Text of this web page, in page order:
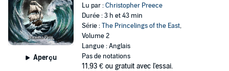
Aperçu
Lu par :Christopher Preece
Durée : 3 h et 43 min
Série :The Princelings of the East,
Volume 2
Langue : Anglais
Pas de notations
11,93 € ou gratuit avec l'essai.